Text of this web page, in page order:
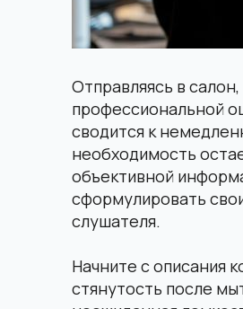
Отправляясь в
профессиональной
сводится к
необходимость
объективной
сформулировать
слушателя.
Начните с описания
стянутость после